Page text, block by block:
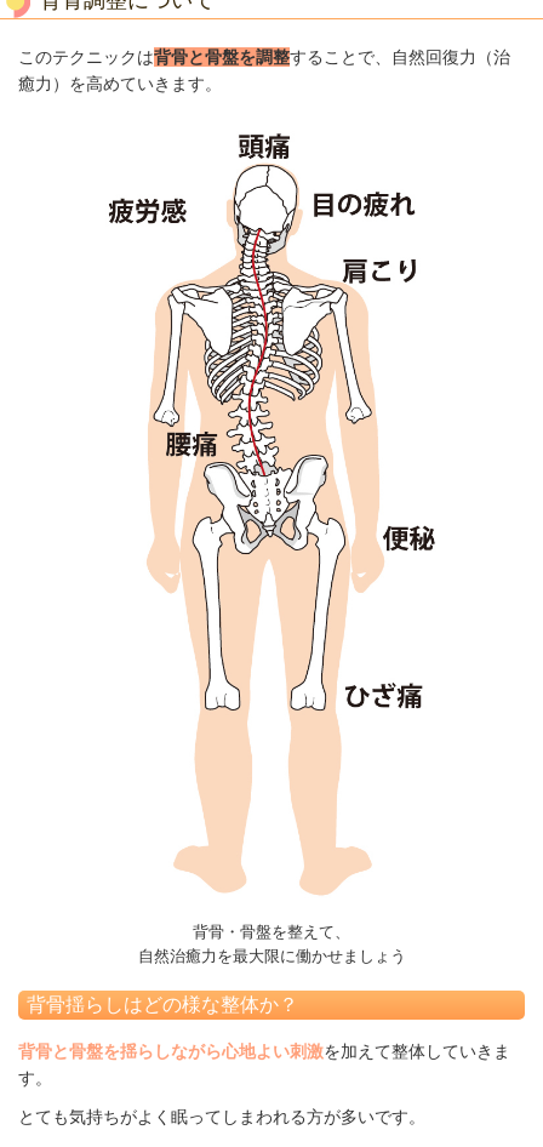
このテクニックは背骨と骨盤を調整することで、自然回復力（治
癒力）を高めていきます。
背骨・骨盤を整えて、
自然治癒力を最大限に働かせましょう
背骨揺らしはどの様な整体か？
背骨と骨盤を揺らしながら心地よい刺激を加えて整体していきま
す。
とても気持ちがよく眠ってしまわれる方が多いです。